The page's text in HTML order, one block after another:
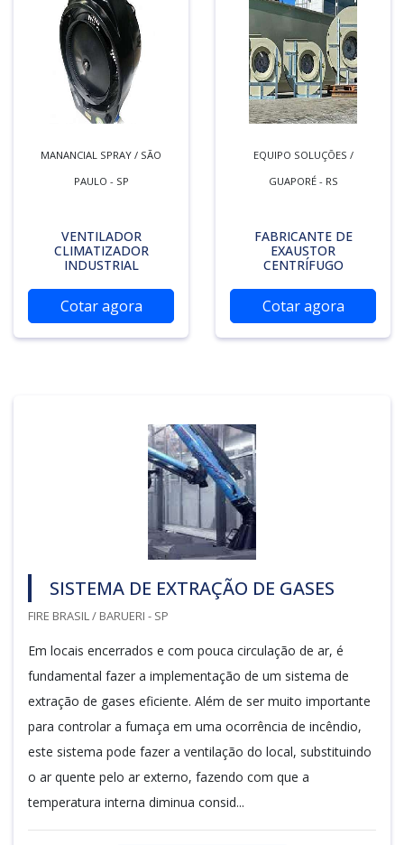
MANANCIAL SPRAY / SÃO
PAULO - SP
VENTILADOR
CLIMATIZADOR
INDUSTRIAL
Cotar agora
EQUIPO SOLUÇÕES /
GUAPORÉ - RS
FABRICANTE DE
EXAUSTOR
CENTRÍFUGO
Cotar agora
SISTEMA DE EXTRAÇÃO DE GASES
FIRE BRASIL / BARUERI - SP
Em locais encerrados e com pouca circulação de ar, é
fundamental fazer a implementação de um sistema de
extração de gases eficiente. Além de ser muito importante
para controlar a fumaça em uma ocorrência de incêndio,
este sistema pode fazer a ventilação do local, substituindo
o ar quente pelo ar externo, fazendo com que a
temperatura interna diminua consid...